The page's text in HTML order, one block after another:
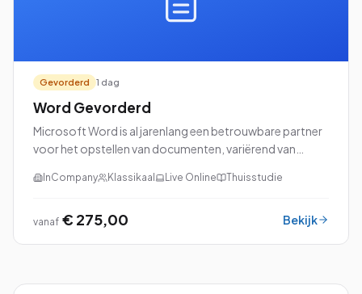
Gevorderd 1 dag
Word Gevorderd
Microsoft Word is al jarenlang een betrouwbare partner
voor het opstellen van documenten, variërend van
professionele cv's. Als je de basisvaardighed...
InCompany Klassikaal Live Online Thuisstudie
vanaf € 275,00 Bekijk